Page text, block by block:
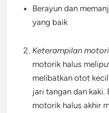
Berayun dan
yang baik
Keterampilan
motorik halus
melibatkan otot
jari tangan dan kaki.
motorik halus akhir